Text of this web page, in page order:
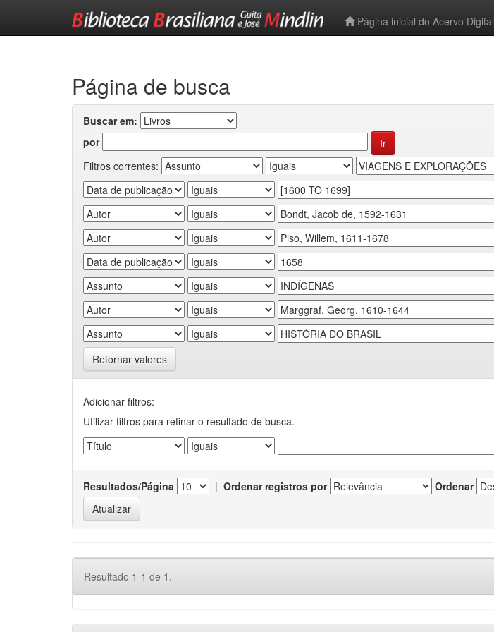
Página inicial do Acervo Digital
Página de busca
Buscar em:
por
Filtros correntes:
Retornar valores
Adicionar filtros:
Utilizar filtros para refinar o resultado de busca.
Resultados/Página | Ordenar registros por Ordenar
Resultado 1-1 de 1.